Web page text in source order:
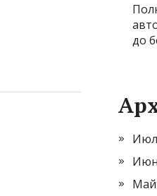
до
Май